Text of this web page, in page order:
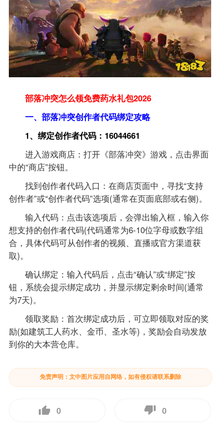
部落冲突怎么领免费药水礼包2026
一、部落冲突创作者代码绑定攻略
1、绑定创作者代码：16044661
进入游戏商店：打开《部落冲突》游戏，点击界面
中的“商店”按钮。
找到创作者代码入口：在商店页面中，寻找“支持
创作者”或“创作者代码”选项(通常在页面底部或右侧)。
输入代码：点击该选项后，会弹出输入框，输入你
想支持的创作者代码(代码通常为6-10位字母或数字组
合，具体代码可从创作者的视频、直播或官方渠道获
取)。
确认绑定：输入代码后，点击“确认”或“绑定”按
钮，系统会提示绑定成功，并显示绑定剩余时间(通常
为7天)。
领取奖励：首次绑定成功后，可立即领取对应的奖
励(如建筑工人药水、金币、圣水等)，奖励会自动发放
到你的大本营仓库。
免责声明：文中图片应用自网络，如有侵权请联系删除
0 0